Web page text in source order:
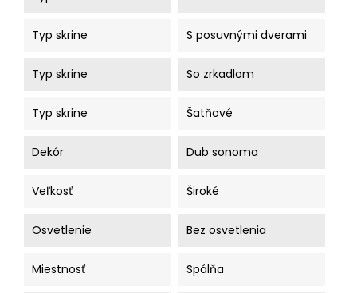
Typ skrine S posuvnými dverami
Typ skrine So zrkadlom
Typ skrine Šatňové
Dekór Dub sonoma
Veľkosť Široké
Osvetlenie Bez osvetlenia
Miestnosť Spálňa